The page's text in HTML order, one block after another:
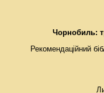
Чорнобиль:
Рекомендаційний